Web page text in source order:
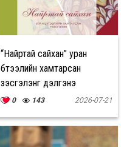
“Найртай сайхан” уран
бүтээлийн хамтарсан
үзэсгэлэнг дэлгэнэ
0 143 2026-07-21